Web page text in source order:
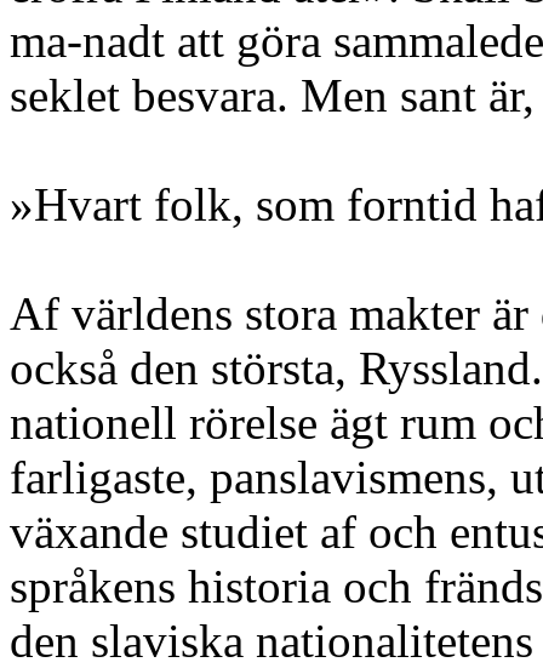
ma-nadt att göra
seklet besvara. Men sant
»Hvart folk, som forntid
Af världens stora makter är
också den största,
nationell rörelse ägt rum
farligaste, panslavismens,
växande studiet af och
språkens historia och
den slaviska